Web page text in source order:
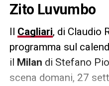
Zito Luvumbo
Il Cagliari, di Claudio
programma sul
il Milan di Stefano
scena domani, 27